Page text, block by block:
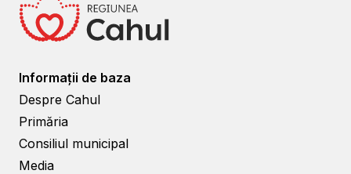
Informații de baza
Despre Cahul
Primăria
Consiliul municipal
Media